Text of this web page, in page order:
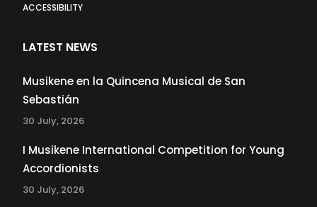
ACCESSIBILITY
LATEST NEWS
Musikene en la Quincena Musical de San
Sebastián
30 July, 2026
I Musikene International Competition for Young
Accordionists
30 July, 2026